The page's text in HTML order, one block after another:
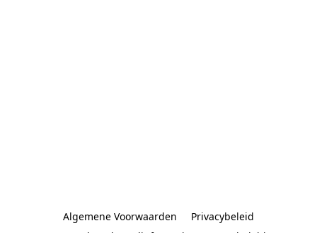
Algemene Voorwaarden
Privacybeleid